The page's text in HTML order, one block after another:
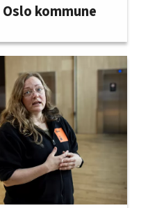
kommune